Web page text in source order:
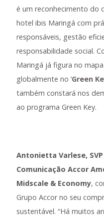
é um reconhecimento do
hotel ibis Maringá com
responsáveis, gestão
responsabilidade social.
Maringá já figura no
globalmente no ‘Green
também constará nos
ao programa Green Key.
Antonietta Varlese,
Comunicação Accor
Midscale & Economy,
Grupo Accor no seu
sustentável. “Há muitos